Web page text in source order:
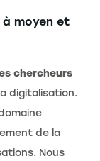
moyen et
chercheurs
digitalisation.
de la
Nous